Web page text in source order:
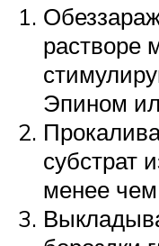
растворе
Эпином
субстрат
менее